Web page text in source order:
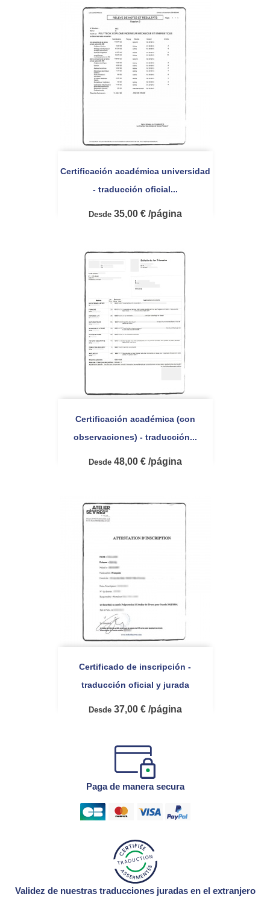
Certificación académica universidad
- traducción oficial...
Desde35,00 € /página
Certificación académica (con
observaciones) - traducción...
Desde48,00 € /página
Certificado de inscripción -
traducción oficial y jurada
Desde37,00 € /página
Paga de manera secura
Validez de nuestras traducciones juradas en el extranjero